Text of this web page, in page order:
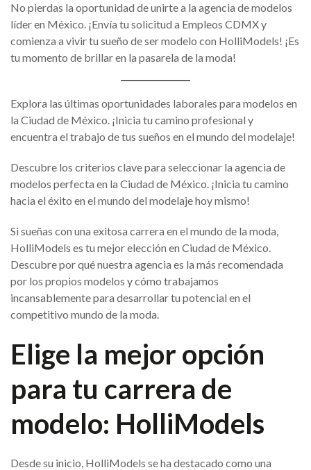
No pierdas la oportunidad de unirte a la agencia de modelos
líder en México. ¡Envía tu solicitud a Empleos CDMX y
comienza a vivir tu sueño de ser modelo con HolliModels! ¡Es
tu momento de brillar en la pasarela de la moda!
Explora las últimas oportunidades laborales para modelos en
la Ciudad de México. ¡Inicia tu camino profesional y
encuentra el trabajo de tus sueños en el mundo del modelaje!
Descubre los criterios clave para seleccionar la agencia de
modelos perfecta en la Ciudad de México. ¡Inicia tu camino
hacia el éxito en el mundo del modelaje hoy mismo!
Si sueñas con una exitosa carrera en el mundo de la moda,
HolliModels es tu mejor elección en Ciudad de México.
Descubre por qué nuestra agencia es la más recomendada
por los propios modelos y cómo trabajamos
incansablemente para desarrollar tu potencial en el
competitivo mundo de la moda.
Elige la mejor opción
para tu carrera de
modelo: HolliModels
Desde su inicio, HolliModels se ha destacado como una